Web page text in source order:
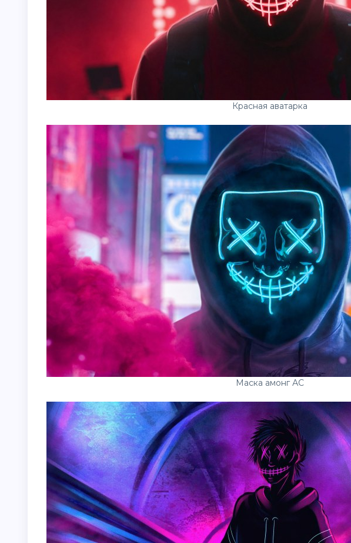
Красная аватарка
Маска амонг АС